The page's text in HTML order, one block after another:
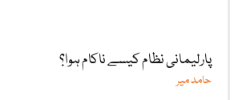
پارلیمانی نظام کیسے ناکام ہوا؟
حامد میر